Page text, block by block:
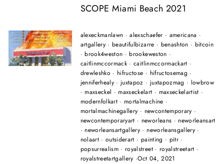
SCOPE Miami Beach 2021
alexeckmanlawn ·alexschaefer · americana ·
artgallery ·beautifulbizarre · benashton · bitcoin
·brook4weston ·brookeweston ·
caitlinmccormack ·caitlinmccormackart ·
drewleshko · hifructose · hifructosemag ·
jenniferhealy ·juxtapoz · juxtapozmag · lowbrow
· maxseckel · maxseckelart · maxseckelartist ·
modernfolkart · mortalmachine ·
mortalmachinegallery · newcontemporary ·
newcontemporaryart · neworleans · neworleansart
· neworleansartgallery · neworleansgallery·
nolaart ·outsiderart · painting · pitr ·
popsurrealism · royalstreet· royalstreetart ·
royalstreetartgallery ·Oct 04, 2021